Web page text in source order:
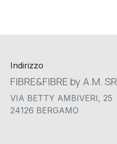
Indirizzo
FIBRE&FIBRE by A.M.
VIA BETTY AMBIVERI, 25
24126 BERGAMO